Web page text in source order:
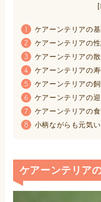
[
1 ケアーンテリアの
2 ケアーンテリアの
3 ケアーンテリアの
4 ケアーンテリアの
5 ケアーンテリアの
6 ケアーンテリアの
7 ケアーンテリアの
8 小柄ながらも元気
ケアーンテリア